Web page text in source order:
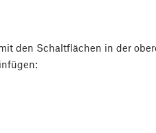
den Schaltflächen in der